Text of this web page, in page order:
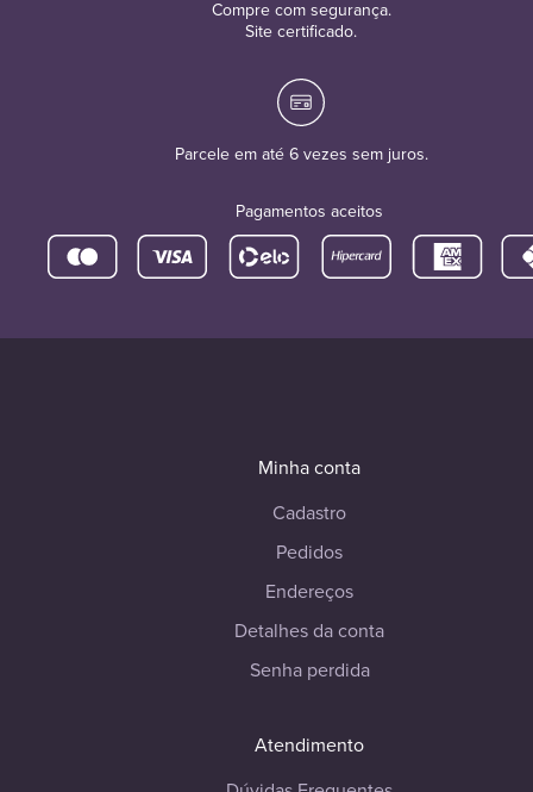
Compre com segurança.
Site certificado.
Parcele em até 6 vezes sem juros.
Pagamentos aceitos
Minha conta
Cadastro
Pedidos
Endereços
Detalhes da conta
Senha perdida
Atendimento